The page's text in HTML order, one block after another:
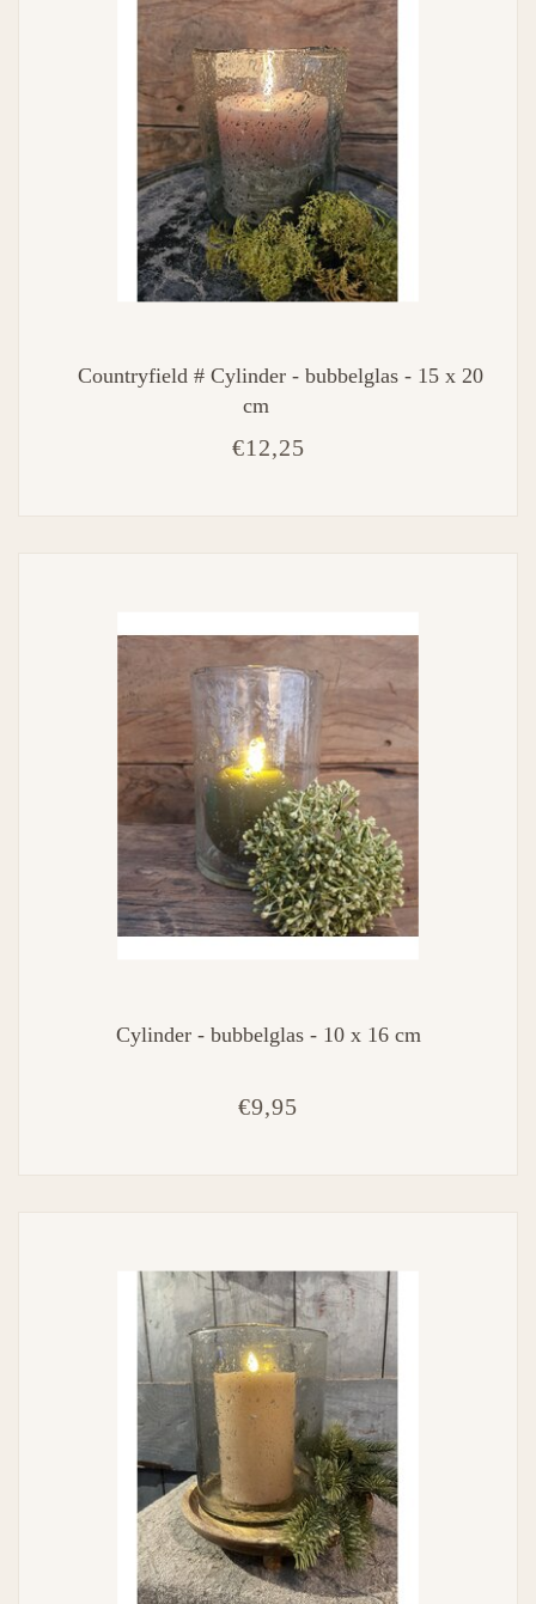
Countryfield # Cylinder - bubbelglas - 15 x 20
cm
€12,25
Cylinder - bubbelglas - 10 x 16 cm
€9,95